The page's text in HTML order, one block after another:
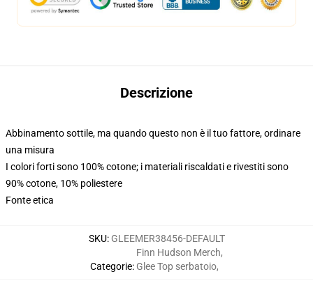
Descrizione
Abbinamento sottile, ma quando questo non è il tuo fattore, ordinare
una misura
I colori forti sono 100% cotone; i materiali riscaldati e rivestiti sono
90% cotone, 10% poliestere
Fonte etica
SKU: GLEEMER38456-DEFAULT
Categorie:
Finn Hudson Merch,
Glee Top serbatoio,